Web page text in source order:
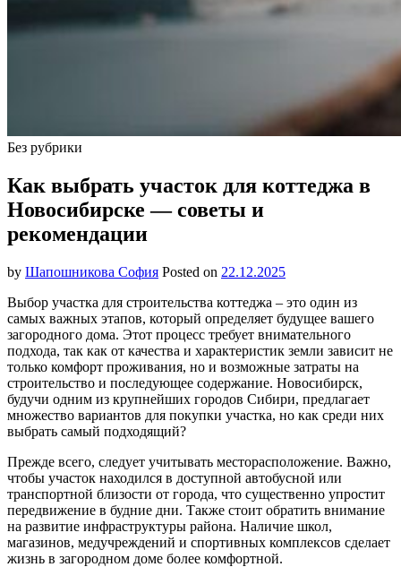
Без рубрики
Как выбрать участок для коттеджа в
Новосибирске — советы и
рекомендации
by Шапошникова София Posted on 22.12.2025
Выбор участка для строительства коттеджа – это один из
самых важных этапов, который определяет будущее вашего
загородного дома. Этот процесс требует внимательного
подхода, так как от качества и характеристик земли зависит не
только комфорт проживания, но и возможные затраты на
строительство и последующее содержание. Новосибирск,
будучи одним из крупнейших городов Сибири, предлагает
множество вариантов для покупки участка, но как среди них
выбрать самый подходящий?
Прежде всего, следует учитывать месторасположение. Важно,
чтобы участок находился в доступной автобусной или
транспортной близости от города, что существенно упростит
передвижение в будние дни. Также стоит обратить внимание
на развитие инфраструктуры района. Наличие школ,
магазинов, медучреждений и спортивных комплексов сделает
жизнь в загородном доме более комфортной.